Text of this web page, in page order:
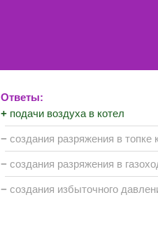
Ответы:
+ подачи воздуха в котел
− создания разряжения в топке
− создания разряжения в
− создания избыточного